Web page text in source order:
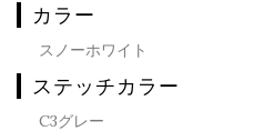
カラー
スノーホワイト
ステッチカラー
C3グレー